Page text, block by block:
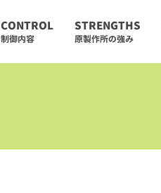
CONTROL
制御内容
STRENGTHS
原製作所の強み